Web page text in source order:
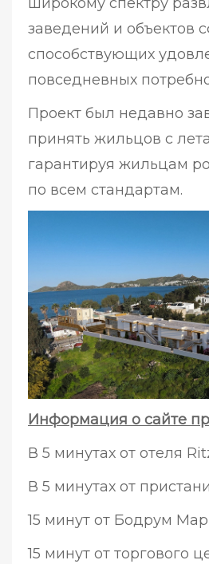
заведений и объектов
способствующих
повседневных
Проект был недавно
принять жильцов с
гарантируя жильцам
по всем стандартам.
Информация о сайте
В 5 минутах от отеля
В 5 минутах от
15 минут от Бодрум
15 минут от торгового